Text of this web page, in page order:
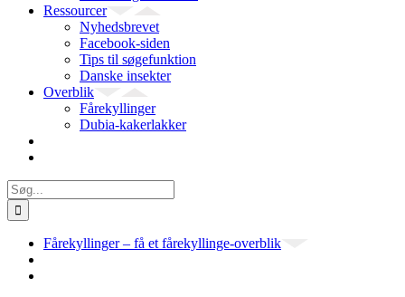
Ressourcer
Nyhedsbrevet
Facebook-siden
Tips til søgefunktion
Danske insekter
Overblik
Fårekyllinger
Dubia-kakerlakker
Søg
efter:
Fårekyllinger – få et fårekyllinge-overblik